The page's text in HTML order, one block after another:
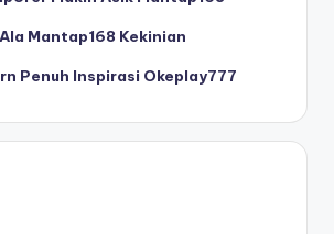
Mantap168 Kekinian
Penuh Inspirasi Okeplay777